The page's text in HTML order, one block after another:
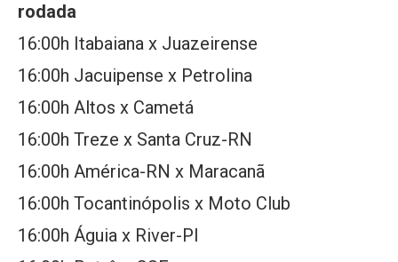
rodada
16:00h Itabaiana x Juazeirense
16:00h Jacuipense x Petrolina
16:00h Altos x Cametá
16:00h Treze x Santa Cruz-RN
16:00h América-RN x Maracanã
16:00h Tocantinópolis x Moto Club
16:00h Águia x River-PI